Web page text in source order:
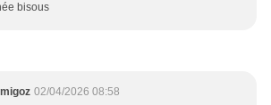
bisous
02/04/2026 08:58